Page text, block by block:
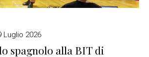
Luglio 2026
spagnolo alla BIT di